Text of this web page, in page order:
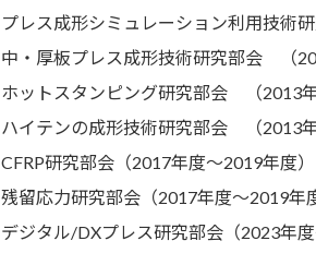
プレス成形シミュレーション利用技術
中・厚板プレス成形技術研究部会 （
ホットスタンピング研究部会 （2013年
ハイテンの成形技術研究部会 （2013年
CFRP研究部会（2017年度～2019年度）
残留応力研究部会（2017年度～2019年
デジタル/DXプレス研究部会（2023年度